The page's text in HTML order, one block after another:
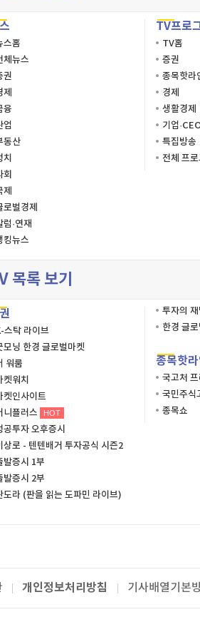
스홈
체뉴스
권
제
융
업
동산
치
회
제
로벌경제
럼·연재
킹뉴스
TV프로
TV홈
증권
종목핫라
경제
생활경제
기업
특집방송
전체 프
목록 보기
스탁 라이브
모닝 한경 글로벌마켓
워룸
켓워치
켓인사이트
니플러스
HOT
공투자 오후증시
상로 - 텐텐배거 투자공식 시즌2
발증시 1부
발증시 2부
도라 (판을 읽는 도파민 라이브)
투자의
한경 글
종목핫
국고처
국민주식
종목쇼
개인정보처리방침 기사배열기본
리사이트